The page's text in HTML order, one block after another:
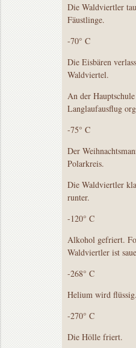
Die Waldviertler
Fäustlinge.
-70° C
Die Eisbären
Waldviertel.
An der
Langlaufausflug
-75° C
Der
Polarkreis.
Die Waldviertler
runter.
-120° C
Alkohol gefriert.
Waldviertler ist
-268° C
Helium wird flüssig.
-270° C
Die Hölle friert.